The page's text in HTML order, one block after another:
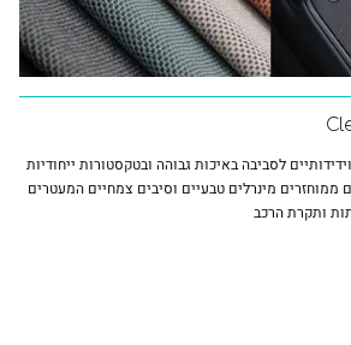
לסביבה באיכות גבוהה ובטקסטורות ייחודיות
ממוחזרים מינרלים טבעיים וסיבים צמחיים המעטרים
ותקרת הרכב